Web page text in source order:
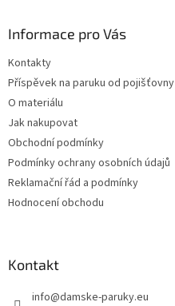
Informace pro Vás
Kontakty
Příspěvek na paruku od pojišťovny
O materiálu
Jak nakupovat
Obchodní podmínky
Podmínky ochrany osobních údajů
Reklamační řád a podmínky
Hodnocení obchodu
Kontakt
info@damske-paruky.eu